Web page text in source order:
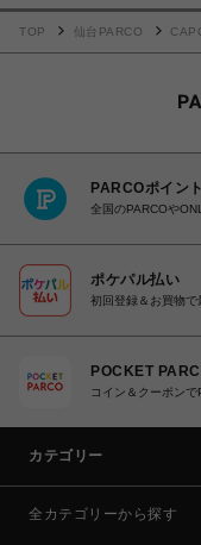
TOP 仙台PARCO
PARCOポイント
全国のPARCOや
ポケパル払い
初回登録＆お買物
POCKET
コイン＆クーポン
カテゴリー
全カテゴリーから探す